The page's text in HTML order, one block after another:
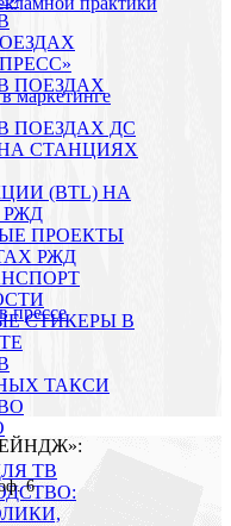
ПОЕЗДАХ
ПОЕЗДАХ ДС
СТАНЦИЯХ
(BTL) НА
РЖД
ПРОЕКТЫ
РЖД
СТИКЕРЫ В
ТАКСИ
ТВ
маркетинге
прессе
6